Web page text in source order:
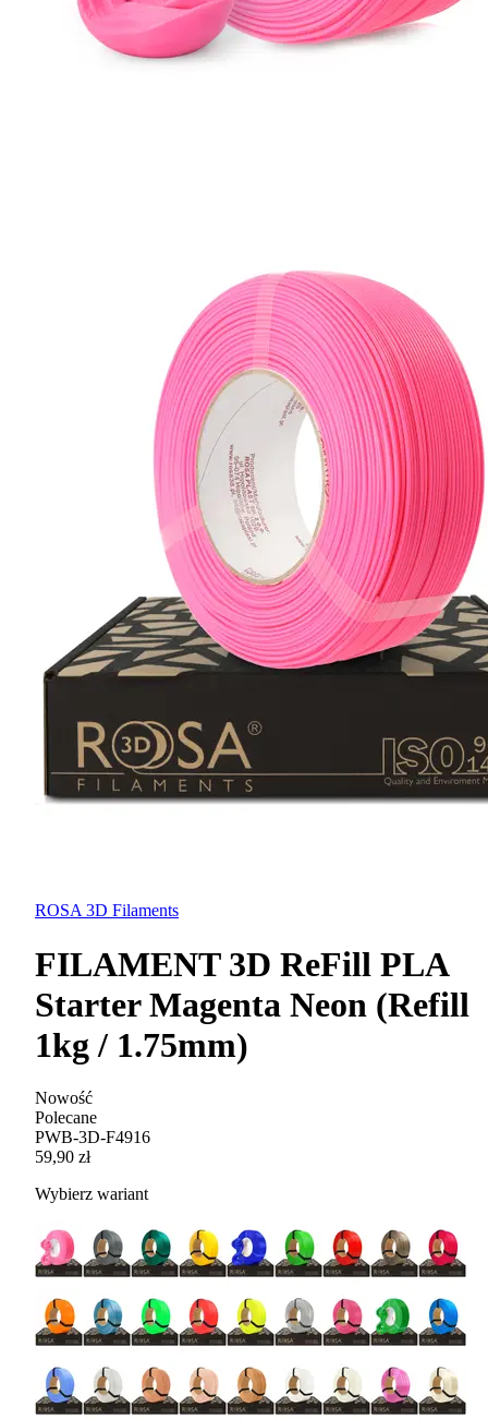
ROSA 3D Filaments
FILAMENT 3D ReFill PLA
Starter Magenta Neon (Refill
1kg / 1.75mm)
Nowość
Polecane
PWB-3D-F4916
59,90 zł
Wybierz wariant